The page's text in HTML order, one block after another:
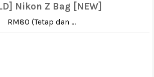
Nikon Z Bag [NEW]
RM80 (Tetap dan ...